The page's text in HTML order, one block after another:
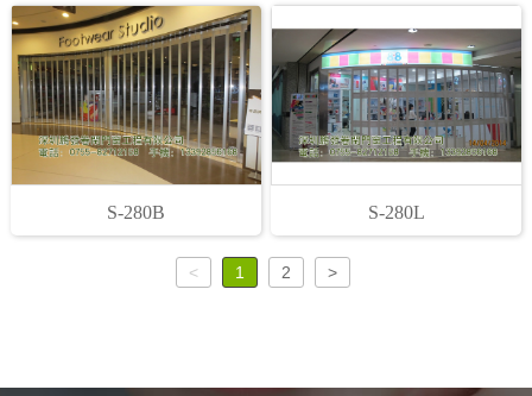
1 3
S-280B S-280L
< 1 2 >